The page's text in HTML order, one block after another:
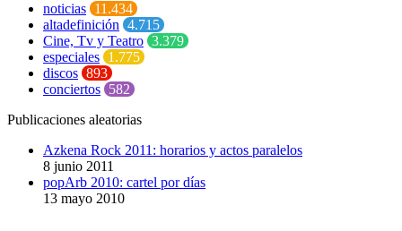
noticias 11.434
altadefinición 4.715
Cine, Tv y Teatro 3.379
especiales 1.775
discos 893
conciertos 582
Publicaciones aleatorias
Azkena Rock 2011: horarios y actos paralelos
8 junio 2011
popArb 2010: cartel por días
13 mayo 2010